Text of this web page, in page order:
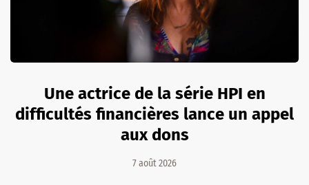
Une actrice de la série HPI en
difficultés financières lance un appel
aux dons
7 août 2026